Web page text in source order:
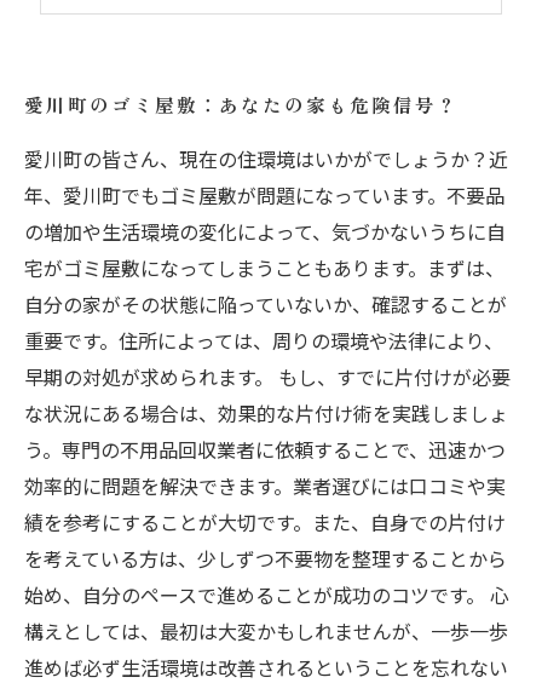
愛川町のゴミ屋敷：あなたの家も危険信号？
愛川町の皆さん、現在の住環境はいかがでしょうか？近
年、愛川町でもゴミ屋敷が問題になっています。不要品
の増加や生活環境の変化によって、気づかないうちに自
宅がゴミ屋敷になってしまうこともあります。まずは、
自分の家がその状態に陥っていないか、確認することが
重要です。住所によっては、周りの環境や法律により、
早期の対処が求められます。 もし、すでに片付けが必要
な状況にある場合は、効果的な片付け術を実践しましょ
う。専門の不用品回収業者に依頼することで、迅速かつ
効率的に問題を解決できます。業者選びには口コミや実
績を参考にすることが大切です。また、自身での片付け
を考えている方は、少しずつ不要物を整理することから
始め、自分のペースで進めることが成功のコツです。 心
構えとしては、最初は大変かもしれませんが、一歩一歩
進めば必ず生活環境は改善されるということを忘れない